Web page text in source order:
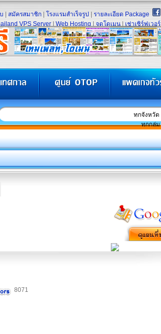
สมัครสมาชิก โรงแรมสำเร็จรูป
รายละเอียด Package
VPS Server Web Hosting จดโดเมน เช่าเซิร์ฟเวอร์
8071